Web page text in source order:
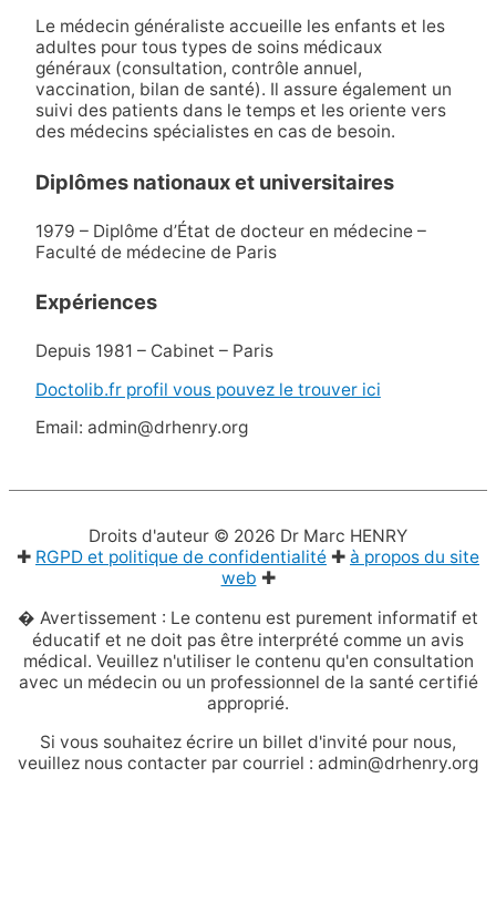
Le médecin généraliste accueille les enfants et les
adultes pour tous types de soins médicaux
généraux (consultation, contrôle annuel,
vaccination, bilan de santé). Il assure également un
suivi des patients dans le temps et les oriente vers
des médecins spécialistes en cas de besoin.
Diplômes nationaux et universitaires
1979 – Diplôme d’État de docteur en médecine –
Faculté de médecine de Paris
Expériences
Depuis 1981 – Cabinet – Paris
Doctolib.fr profil vous pouvez le trouver ici
Email: admin@drhenry.org
Droits d'auteur © 2026 Dr Marc HENRY
✚ RGPD et politique de confidentialité ✚ à propos du site
web ✚
� Avertissement : Le contenu est purement informatif et
éducatif et ne doit pas être interprété comme un avis
médical. Veuillez n'utiliser le contenu qu'en consultation
avec un médecin ou un professionnel de la santé certifié
approprié.
Si vous souhaitez écrire un billet d'invité pour nous,
veuillez nous contacter par courriel : admin@drhenry.org